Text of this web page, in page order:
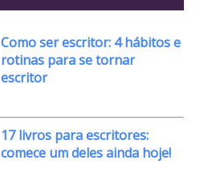
Como ser escritor: 4 hábitos e
rotinas para se tornar
escritor
17 livros para escritores:
comece um deles ainda hoje!